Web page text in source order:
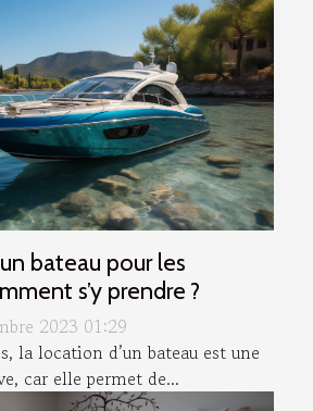
bateau pour les
s’y prendre ?
2023 01:29
la location d’un bateau est une
car elle permet de...